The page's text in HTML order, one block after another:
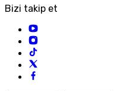
Bizi takip et